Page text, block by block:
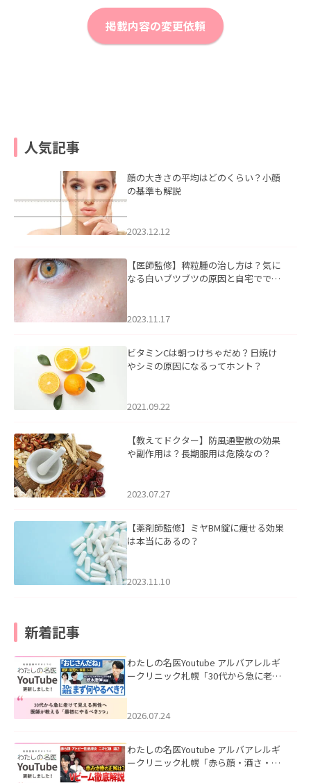
掲載内容の変更依頼
人気記事
顔の大きさの平均はどのくらい？小顔
の基準も解説
2023.12.12
【医師監修】稗粒腫の治し方は？気に
なる白いブツブツの原因と自宅ででき
2023.11.17
ビタミンCは朝つけちゃだめ？日焼け
やシミの原因になるってホント？
2021.09.22
【教えてドクター】防風通聖散の効果
や副作用は？長期服用は危険なの？
2023.07.27
【薬剤師監修】ミヤBM錠に痩せる効果
は本当にあるの？
2023.11.10
新着記事
わたしの名医Youtube アルバアレルギ
ークリニック札幌「30代から急に老け
た。
2026.07.24
わたしの名医Youtube アルバアレルギ
ークリニック札幌「赤ら顔・酒さ・ニ